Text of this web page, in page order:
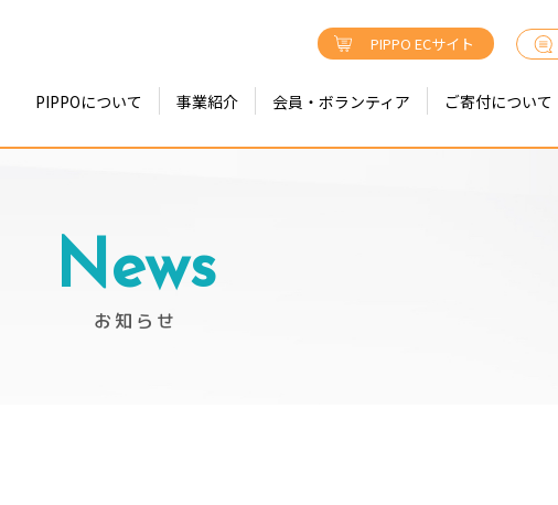
PIPPO ECサイト
PIPPOについて 事業紹介 会員・ボランティア ご寄付について
News
お知らせ